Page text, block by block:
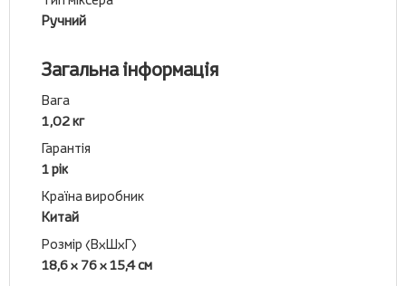
Ручний
Загальна інформація
Вага
1,02 кг
Гарантія
1 рік
Країна виробник
Китай
Розмір (ВхШхГ)
18,6 x 76 x 15,4 см